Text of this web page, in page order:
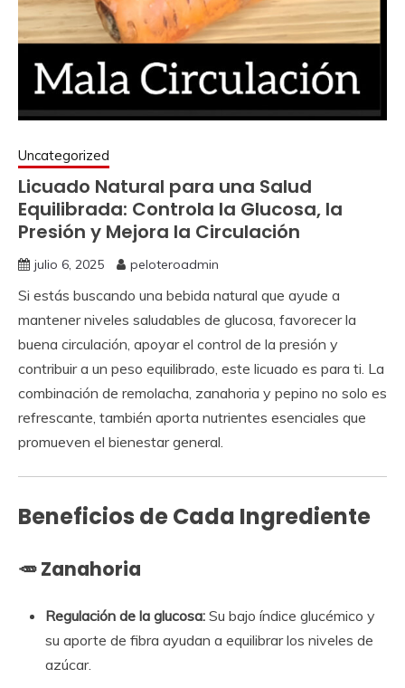
Uncategorized
Licuado Natural para una Salud
Equilibrada: Controla la Glucosa, la
Presión y Mejora la Circulación
julio 6, 2025 peloteroadmin
Si estás buscando una bebida natural que ayude a
mantener niveles saludables de glucosa, favorecer la
buena circulación, apoyar el control de la presión y
contribuir a un peso equilibrado, este licuado es para ti. La
combinación de remolacha, zanahoria y pepino no solo es
refrescante, también aporta nutrientes esenciales que
promueven el bienestar general.
Beneficios de Cada Ingrediente
🥕Zanahoria
Regulación de la glucosa: Su bajo índice glucémico y
su aporte de fibra ayudan a equilibrar los niveles de
azúcar.